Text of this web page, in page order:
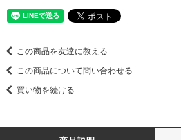
この商品を友達に教える
この商品について問い合わせる
買い物を続ける